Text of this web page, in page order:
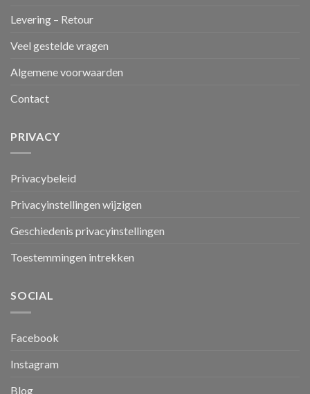
Levering – Retour
Veel gestelde vragen
Algemene voorwaarden
Contact
PRIVACY
Privacybeleid
Privacyinstellingen wijzigen
Geschiedenis privacyinstellingen
Toestemmingen intrekken
SOCIAL
Facebook
Instagram
Blog